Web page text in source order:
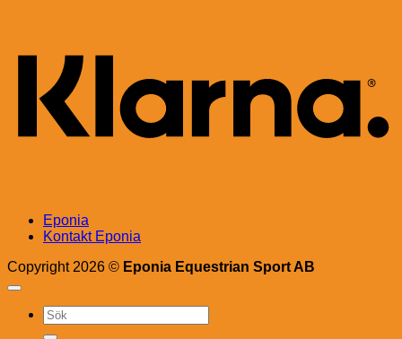
Eponia
Kontakt Eponia
Copyright 2026 © Eponia Equestrian Sport AB
Sök
efter: